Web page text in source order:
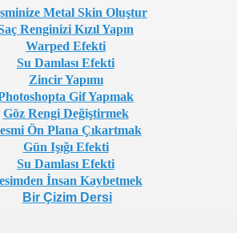
Metal Skin Oluştur
Renginizi Kızıl Yapın
Warped Efekti
Su Damlası Efekti
Zincir Yapımı
Gif Yapmak
Göz Rengi Değiştirmek
Ön Plana Çıkartmak
Gün Işığı Efekti
Su Damlası Efekti
İnsan Kaybetmek
Bir Çizim Dersi